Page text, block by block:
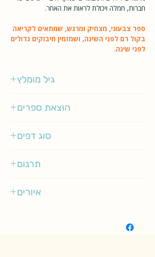
חברות, חמלה ויכולת לראות את האחר.
ספר צבעוני, מצחיק ומרגש, שמתאים לקריאה
בקול רם לפני השינה, ושמזמין חיבוקים גדולים
לפני שינה.
גיל מומלץ
הוצאת ספרים
סוג דפים
תרגום
איורים